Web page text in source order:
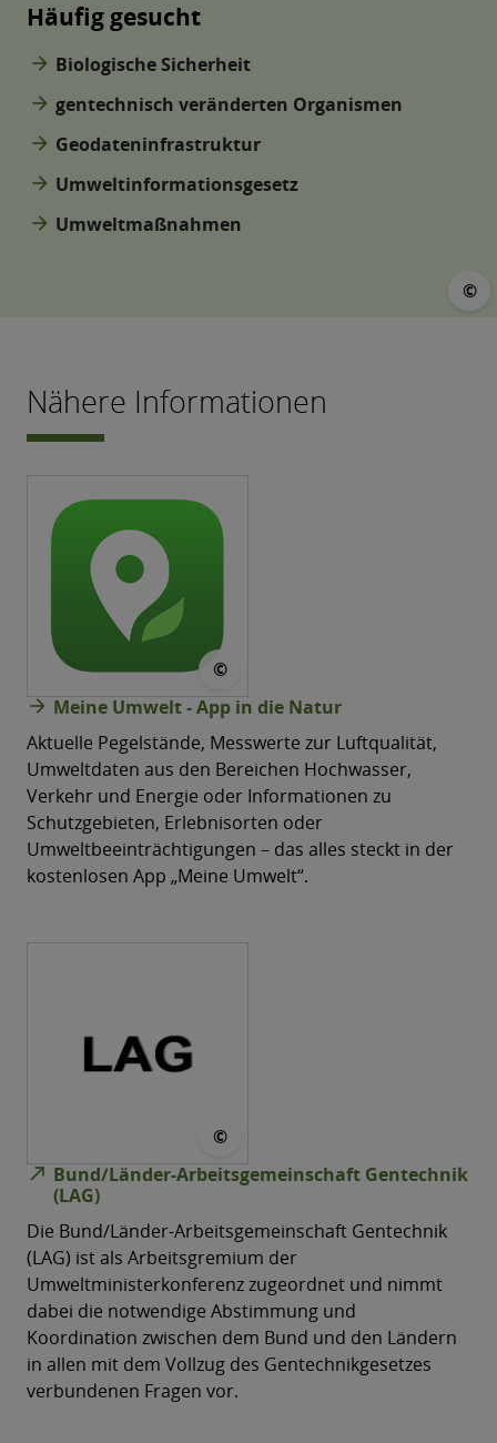
Häufig gesucht
arrow_forward Biologische Sicherheit
arrow_forward gentechnisch veränderten Organismen
arrow_forward Geodateninfrastruktur
arrow_forward Umweltinformationsgesetz
arrow_forward Umweltmaßnahmen
©
Nähere Informationen
©
arrow_forward Meine Umwelt - App in die Natur
Aktuelle Pegelstände, Messwerte zur Luftqualität,
Umweltdaten aus den Bereichen Hochwasser,
Verkehr und Energie oder Informationen zu
Schutzgebieten, Erlebnisorten oder
Umweltbeeinträchtigungen – das alles steckt in der
kostenlosen App „Meine Umwelt“.
©
north_east Bund/Länder-Arbeitsgemeinschaft Gentechnik
(LAG)
Die Bund/Länder-Arbeitsgemeinschaft Gentechnik
(LAG) ist als Arbeitsgremium der
Umweltministerkonferenz zugeordnet und nimmt
dabei die notwendige Abstimmung und
Koordination zwischen dem Bund und den Ländern
in allen mit dem Vollzug des Gentechnikgesetzes
verbundenen Fragen vor.